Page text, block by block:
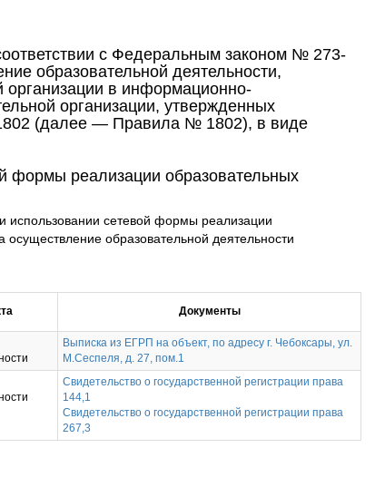
с Федеральным законом № 273-
образовательной деятельности,
в информационно-
организации, утвержденных
(далее — Правила № 1802), в виде
формы реализации образовательных
использовании сетевой формы реализации
образовательной деятельности
Документы
Выписка из ЕГРП на объект, по адресу г. Чебоксары, ул.
М.Сеспеля, д. 27, пом.1
Свидетельство о государственной регистрации права
144,1
Свидетельство о государственной регистрации права
267,3